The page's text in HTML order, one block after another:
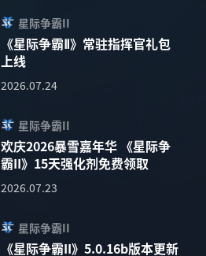
星际争霸II
《星际争霸Ⅱ》常驻指挥官礼包
上线
2026.07.24
星际争霸II
欢庆2026暴雪嘉年华 《星际争
霸II》15天强化剂免费领取
2026.07.23
星际争霸II
《星际争霸II》5.0.16b版本更新